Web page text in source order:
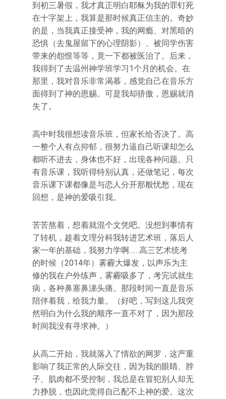
到初三暑假，我才真正明白耶稣为我的罪钉死
在十字架上，我算是那时候真正信主的。奇妙
的是，当我真正接受神，我的网瘾、对黑暗的
恐惧（去鬼屋留下的心理阴影）、被同学伤害
带来的怨恨等等，竟一下都被医治了。后来，
我得到了去温州神学班学习1个月的机会。在
那里，我对音乐非常渴慕，感觉自己在音乐方
面得到了神的恩赐。可是我却骄傲，恩赐就消
失了。
高中时我很想读音乐班，但家长给否决了。高
一整个人有点抑郁，很努力逼自己听课却怎么
都听不进去，身体也不好，出现各种问题。只
有音乐课，我听得特别认真，还做笔记，每次
音乐课下课都像是与恋人分开那般忧愁，现在
回想，是神的爱吸引我。
苦苦熬着，想着就混个文凭吧。没想到事情有
了转机，趁着文理分科我转进艺术班，落后人
家一年的基础，我努力学啊……高三艺术统考
的时候（2014年）雾霾大爆发，以声乐为主
修的我在户外练声，雾霾吸多了，考完试就生
病，各种鼻塞鼻涕头痛。那段时间一直是音乐
陪伴着我，给我力量。（好吧，写到这儿我突
然明白为什么我的顺序一直不对了，因为那段
时间我没有寻求神。）
从高二开始，我就落入了情欲的网罗，这严重
影响了我正常的人际交往，因为我的眼睛、脖
子、肌肉都不受控制，我总是在冒犯别人却无
力挣脱，也因此觉得自己配不上神的爱。这次